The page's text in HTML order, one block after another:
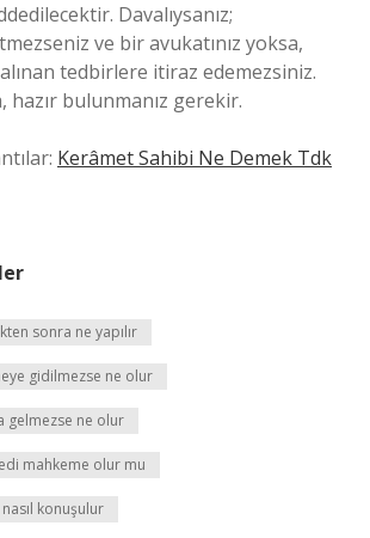
Davalıysanız;
ve bir avukatınız yoksa,
tedbirlere itiraz edemezsiniz.
hazır bulunmanız gerekir.
Kerâmet Sahibi Ne Demek Tdk
sonra ne yapılır
gidilmezse ne olur
gelmezse ne olur
mahkeme olur mu
konuşulur